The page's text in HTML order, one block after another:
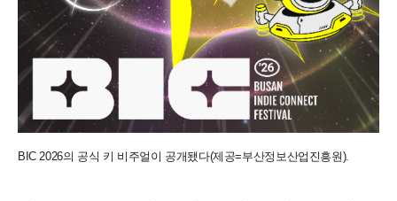
BIC 2026의 공식 키 비주얼이 공개됐다(제공=부산정보산업진흥원).